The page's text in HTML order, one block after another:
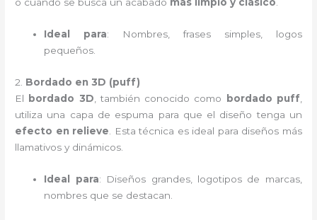
Ideal para: Nombres, frases simples, logos
pequeños.
2. Bordado en 3D (puff)
El
bordado 3D , también conocido como bordado puff,
utiliza una capa de espuma para que el diseño tenga un
efecto en relieve . Esta técnica es ideal para diseños más
llamativos y dinámicos.
Ideal para: Diseños grandes, logotipos de marcas,
nombres que se destacan.